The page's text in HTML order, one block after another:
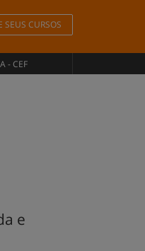
SEUS CURSOS
- CEF
e